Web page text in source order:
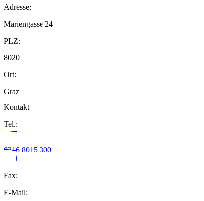
Adresse:
Mariengasse 24
PLZ:
8020
Ort:
Graz
Kontakt
Tel.:
0316 8015 300
Fax:
E-Mail: